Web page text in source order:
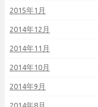
2015年1月
2014年12月
2014年11月
2014年10月
2014年9月
2014年8月